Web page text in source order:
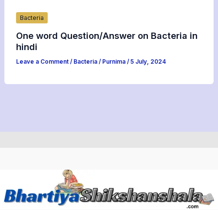
Bacteria
One word Question/Answer on Bacteria in
hindi
Leave a Comment / Bacteria / Purnima/5 July, 2024